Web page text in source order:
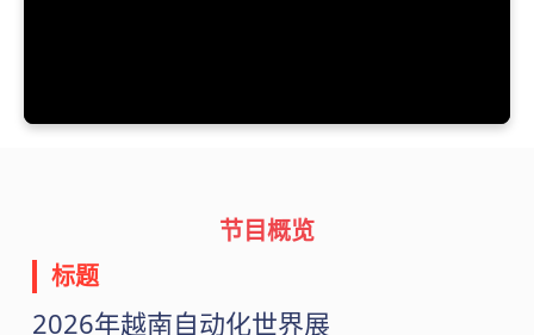
节目概览
标题
2026年越南自动化世界展